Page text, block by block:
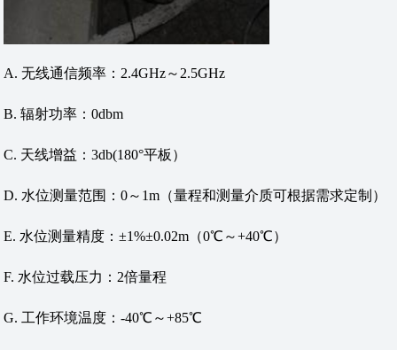
A. 无线通信频率：2.4GHz～2.5GHz
B. 辐射功率：0dbm
C. 天线增益：3db(180°平板）
D. 水位测量范围：0～1m（量程和测量介质可根据需求定制）
E. 水位测量精度：±1%±0.02m（0℃～+40℃）
F. 水位过载压力：2倍量程
G. 工作环境温度：-40℃～+85℃